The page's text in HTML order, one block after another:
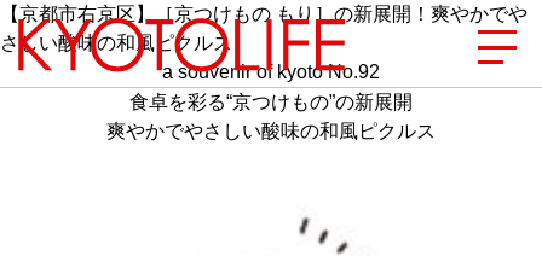
エリアから探す
【京都市右京区】［京つけもの もり］の新展開！爽やかでや
さしい酸味の和風ピクルス
a souvenir of kyoto No.92
食卓を彩る“京つけもの”の新展開
爽やかでやさしい酸味の和風ピクルス